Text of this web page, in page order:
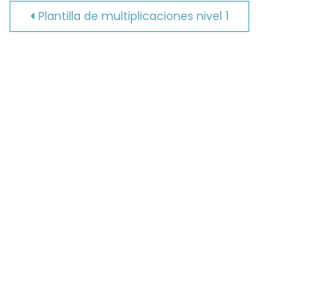
Navegación
Plantilla de multiplicaciones nivel 1